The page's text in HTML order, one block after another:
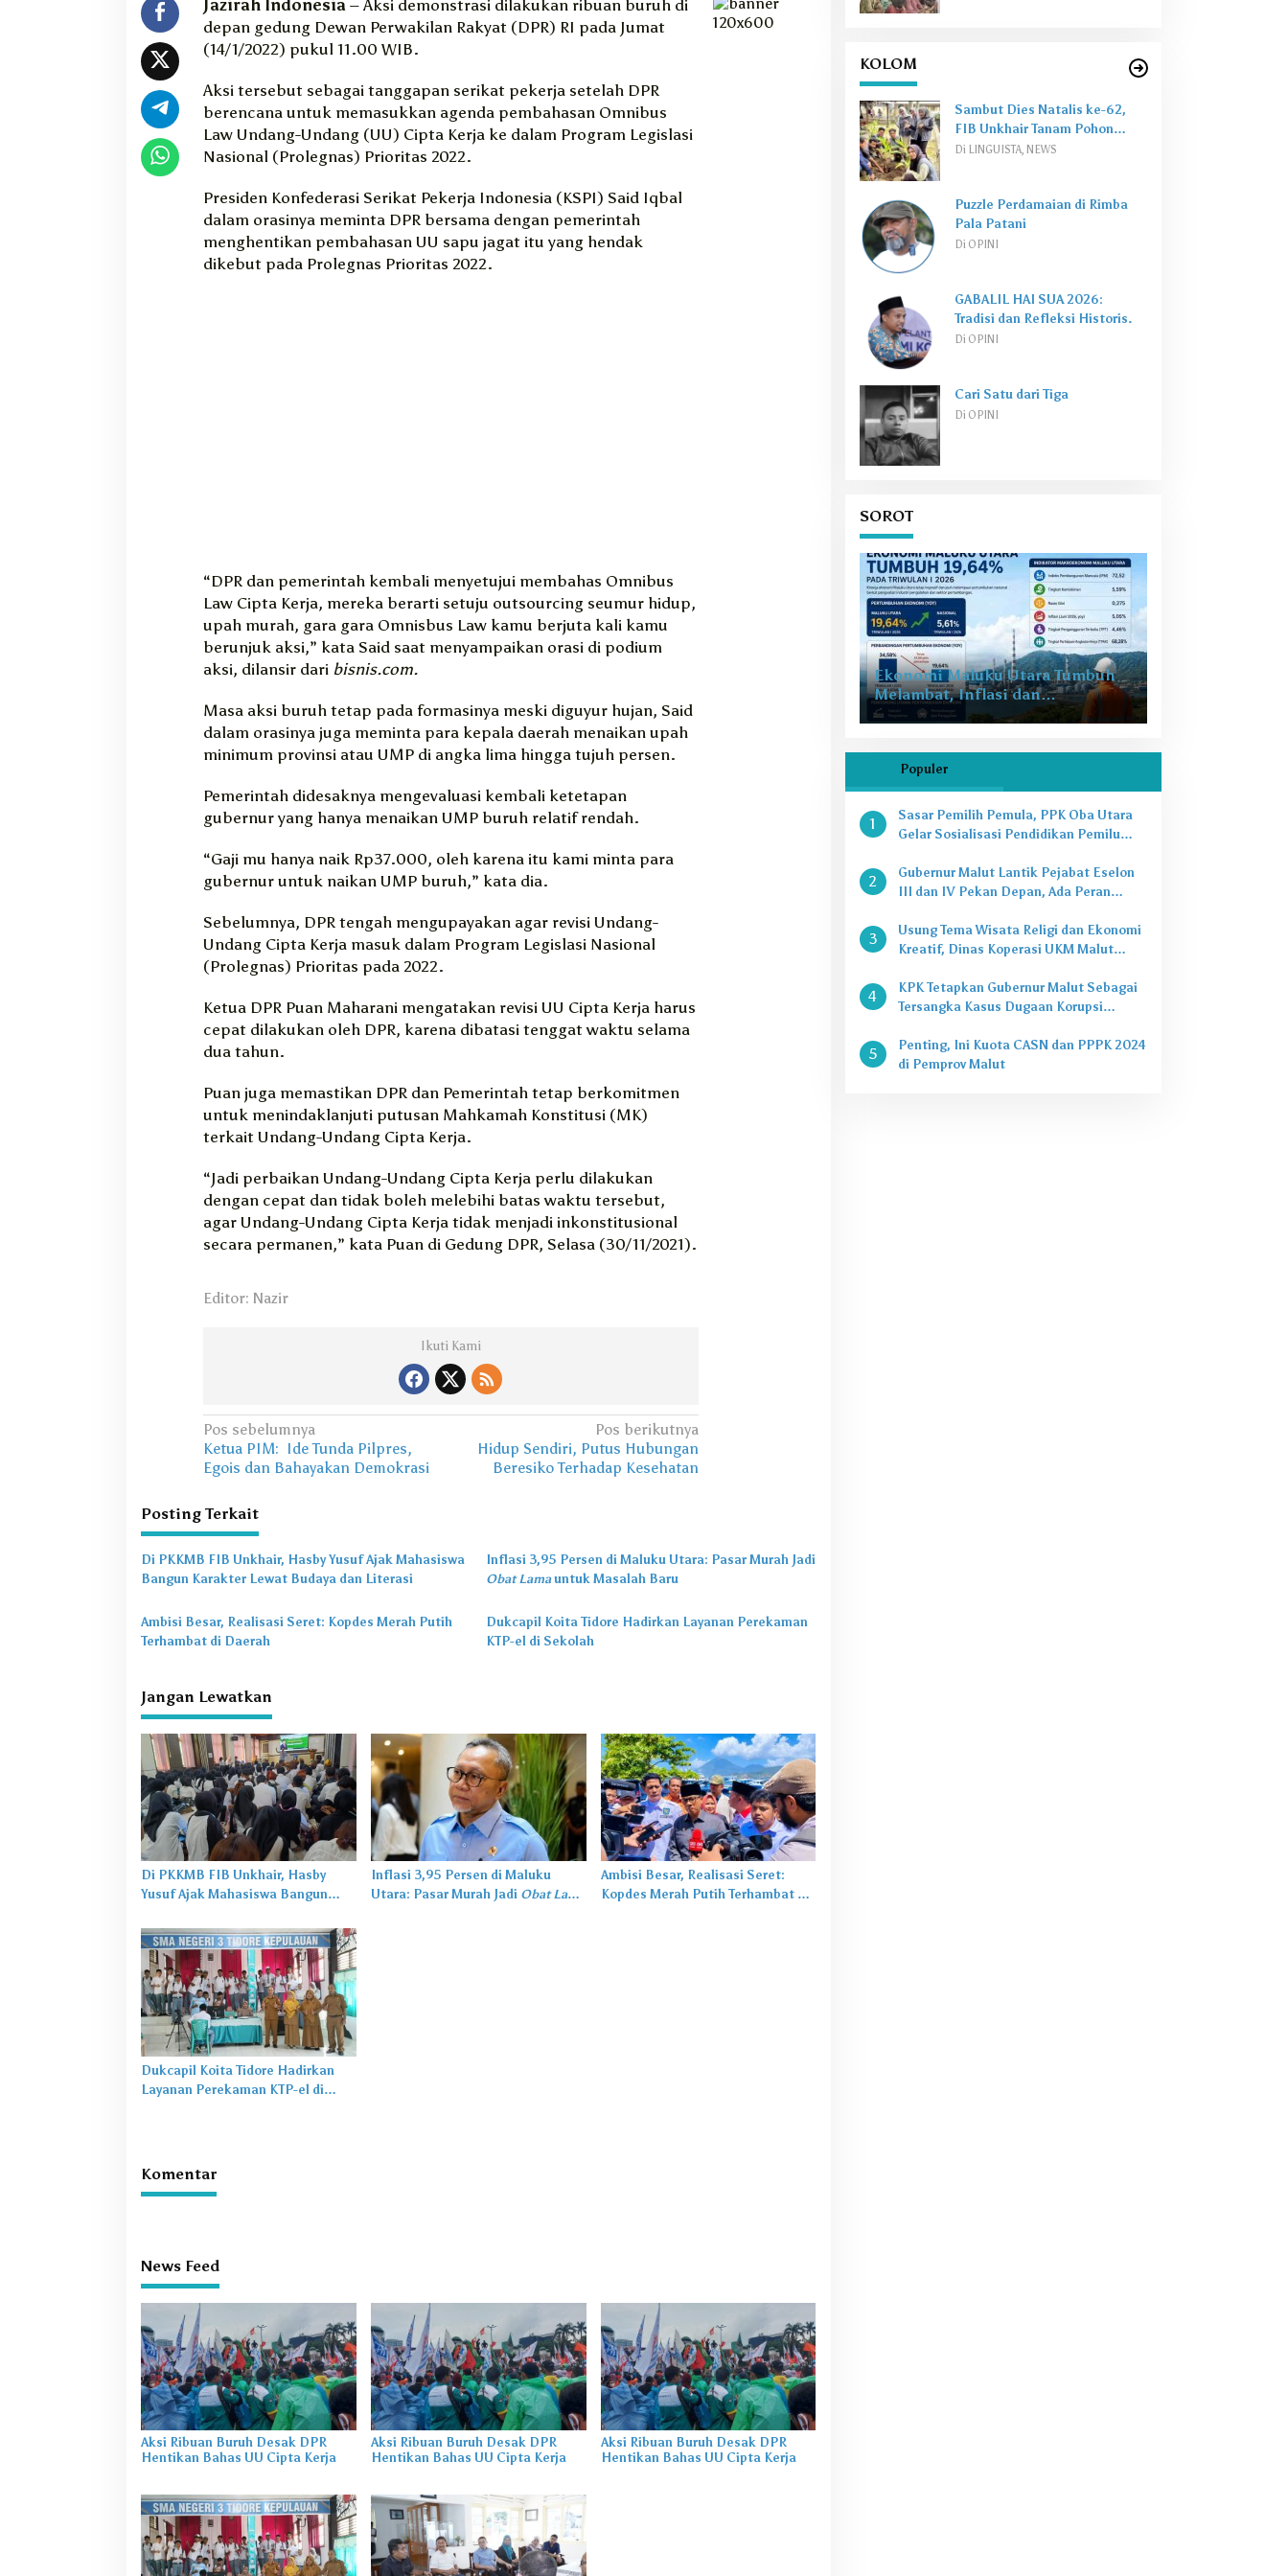
h
a
s
U
C
t
K
e
r
j
Jazirah Indonesia – Aksi demonstrasi dilakukan ribuan buruh di
depan gedung Dewan Perwakilan Rakyat (DPR) RI pada Jumat
(14/1/2022) pukul 11.00 WIB.
Aksi tersebut sebagai tanggapan serikat pekerja setelah DPR
berencana untuk memasukkan agenda pembahasan Omnibus
Law Undang-Undang (UU) Cipta Kerja ke dalam Program Legislasi
Nasional (Prolegnas) Prioritas 2022.
Presiden Konfederasi Serikat Pekerja Indonesia (KSPI) Said Iqbal
dalam orasinya meminta DPR bersama dengan pemerintah
menghentikan pembahasan UU sapu jagat itu yang hendak
dikebut pada Prolegnas Prioritas 2022.
“DPR dan pemerintah kembali menyetujui membahas Omnibus
Law Cipta Kerja, mereka berarti setuju outsourcing seumur hidup,
upah murah, gara gara Omnisbus Law kamu berjuta kali kamu
berunjuk aksi,” kata Said saat menyampaikan orasi di podium
aksi, dilansir dari bisnis.com.
Masa aksi buruh tetap pada formasinya meski diguyur hujan, Said
dalam orasinya juga meminta para kepala daerah menaikan upah
minimum provinsi atau UMP di angka lima hingga tujuh persen.
Pemerintah didesaknya mengevaluasi kembali ketetapan
gubernur yang hanya menaikan UMP buruh relatif rendah.
“Gaji mu hanya naik Rp37.000, oleh karena itu kami minta para
gubernur untuk naikan UMP buruh,” kata dia.
Sebelumnya, DPR tengah mengupayakan agar revisi Undang-
Undang Cipta Kerja masuk dalam Program Legislasi Nasional
(Prolegnas) Prioritas pada 2022.
Ketua DPR Puan Maharani mengatakan revisi UU Cipta Kerja harus
cepat dilakukan oleh DPR, karena dibatasi tenggat waktu selama
dua tahun.
Puan juga memastikan DPR dan Pemerintah tetap berkomitmen
untuk menindaklanjuti putusan Mahkamah Konstitusi (MK)
terkait Undang-Undang Cipta Kerja.
“Jadi perbaikan Undang-Undang Cipta Kerja perlu dilakukan
dengan cepat dan tidak boleh melebihi batas waktu tersebut,
agar Undang-Undang Cipta Kerja tidak menjadi inkonstitusional
secara permanen,” kata Puan di Gedung DPR, Selasa (30/11/2021).
Editor: Nazir
Ikuti Kami
N
a
i
g
a
i
p
o
s
Pos sebelumnya
Ketua PIM: Ide Tunda Pilpres,
Egois dan Bahayakan Demokrasi
Pos berikutnya
Hidup Sendiri, Putus Hubungan
Beresiko Terhadap Kesehatan
Posting Terkait
Di PKKMB FIB Unkhair, Hasby Yusuf Ajak Mahasiswa
Bangun Karakter Lewat Budaya dan Literasi
Inflasi 3,95 Persen di Maluku Utara: Pasar Murah Jadi
Obat Lamauntuk Masalah Baru
Ambisi Besar, Realisasi Seret: Kopdes Merah Putih
Terhambat di Daerah
Dukcapil Koita Tidore Hadirkan Layanan Perekaman
KTP-el di Sekolah
Jangan Lewatkan
Di PKKMB FIB Unkhair, Hasby
Yusuf Ajak Mahasiswa Bangun
Literasi
Inflasi 3,95 Persen di Maluku
Utara: Pasar Murah Jadi Obat Lama
Ambisi Besar, Realisasi Seret:
Kopdes Merah Putih Terhambat di
Dukcapil Koita Tidore Hadirkan
Layanan Perekaman KTP-el di
Komentar
News Feed
Aksi Ribuan Buruh Desak DPR
Hentikan Bahas UU Cipta Kerja
Aksi Ribuan Buruh Desak DPR
Hentikan Bahas UU Cipta Kerja
Aksi Ribuan Buruh Desak DPR
Hentikan Bahas UU Cipta Kerja
KOLOM
Sambut Dies Natalis ke-62,
FIB Unkhair Tanam Pohon
PerkuatGreen Campus
Di LINGUISTA, NEWS
Puzzle Perdamaian di Rimba
Pala Patani
Di OPINI
GABALIL HAI SUA 2026:
Tradisi dan Refleksi Historis.
Di OPINI
Cari Satu dari Tiga
Di OPINI
SOROT
Ekonomi Maluku Utara Tumbuh
Melambat, Inflasi dan
Pengangguran Jadi Alarm Baru
Populer
1
Sasar Pemilih Pemula, PPK Oba Utara
Gelar Sosialisasi Pendidikan Pemilu
2
Gubernur Malut Lantik Pejabat Eselon
III dan IV Pekan Depan, Ada Peran
3
Usung Tema Wisata Religi dan Ekonomi
Kreatif, Dinas Koperasi UKM Malut
Raya Sofifi
4
KPK Tetapkan Gubernur Malut Sebagai
Tersangka Kasus Dugaan Korupsi
5
Penting, Ini Kuota CASN dan PPPK 2024
di Pemprov Malut